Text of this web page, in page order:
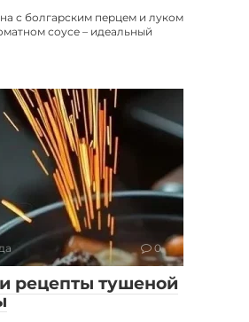
с болгарским перцем и луком
соусе – идеальный
0
рецепты тушеной